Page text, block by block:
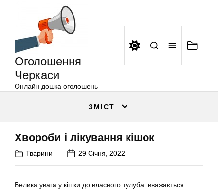
Оголошення
Черкаси
Онлайн дошка оголошень
ЗМІСТ
Хвороби і лікування кішок
Тварини 29 Січня, 2022
Велика увага у кішки до власного тулуба, вважається